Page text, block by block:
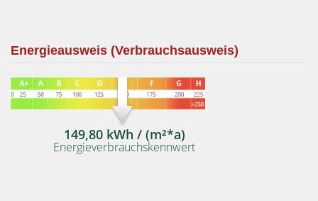
Energieausweis (Verbrauchsausweis)
149,80 kWh / (m²*a)
Energieverbrauchskennwert